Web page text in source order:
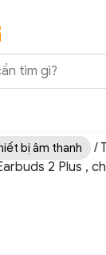
bị âm thanh
/
2 Plus ,